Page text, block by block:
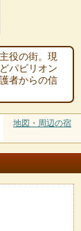
役の街。現
パビリオン
者からの信
地図・周辺の宿